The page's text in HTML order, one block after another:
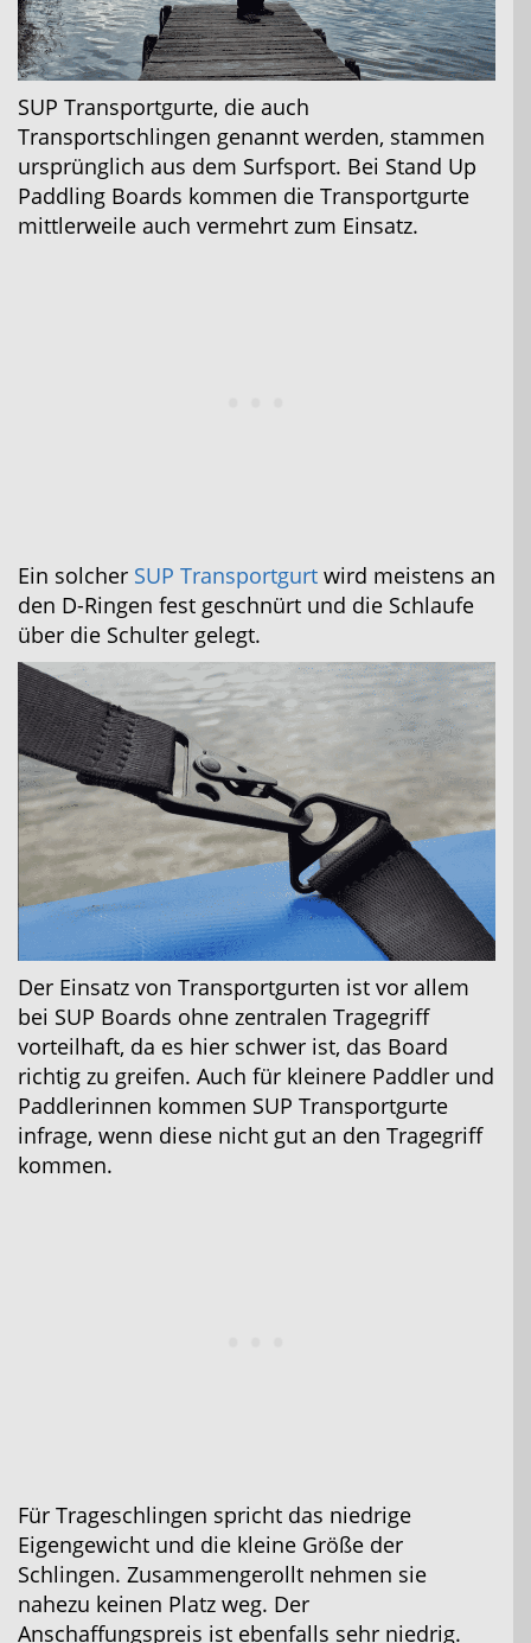
SUP Transportgurte, die auch
Transportschlingen genannt werden, stammen
ursprünglich aus dem Surfsport. Bei Stand Up
Paddling Boards kommen die Transportgurte
mittlerweile auch vermehrt zum Einsatz.
Ein solcher SUP Transportgurt wird meistens an
den D-Ringen fest geschnürt und die Schlaufe
über die Schulter gelegt.
Der Einsatz von Transportgurten ist vor allem
bei SUP Boards ohne zentralen Tragegriff
vorteilhaft, da es hier schwer ist, das Board
richtig zu greifen. Auch für kleinere Paddler und
Paddlerinnen kommen SUP Transportgurte
infrage, wenn diese nicht gut an den Tragegriff
kommen.
Für Trageschlingen spricht das niedrige
Eigengewicht und die kleine Größe der
Schlingen. Zusammengerollt nehmen sie
nahezu keinen Platz weg. Der
Anschaffungspreis ist ebenfalls sehr niedrig.